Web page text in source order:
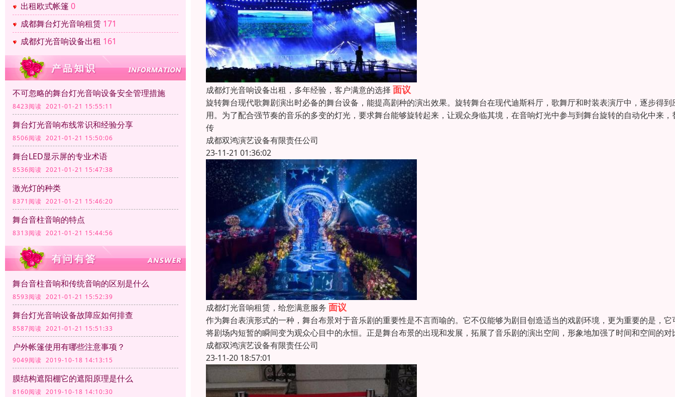
出租欧式帐篷 0
成都舞台灯光音响租赁 171
成都灯光音响设备出租 161
不可忽略的舞台灯光音响设备安全管理措施
8423阅读 2021-01-21 15:55:11
舞台灯光音响布线常识和经验分享
8506阅读 2021-01-21 15:50:06
舞台LED显示屏的专业术语
8536阅读 2021-01-21 15:47:38
激光灯的种类
8371阅读 2021-01-21 15:46:20
舞台音柱音响的特点
8313阅读 2021-01-21 15:44:56
舞台音柱音响和传统音响的区别是什么
8593阅读 2021-01-21 15:52:39
舞台灯光音响设备故障应如何排查
8587阅读 2021-01-21 15:51:33
户外帐篷使用有哪些注意事项？
9049阅读 2019-10-18 14:13:15
膜结构遮阳棚它的遮阳原理是什么
8160阅读 2019-10-18 14:10:30
成都灯光音响设备出租，多年经验，客户满意的选择 面议
旋转舞台现代歌舞剧演出时必备的舞台设备，能提高剧种的演出效果。旋转舞台在现代迪斯科厅，歌舞厅和时装表演厅中，逐步得到
用。为了配合强节奏的音乐的多变的灯光，要求舞台能够旋转起来，让观众身临其境，在音响灯光中参与到舞台旋转的自动化中来，
传
成都双鸿演艺设备有限责任公司
23-11-21 01:36:02
成都灯光音响租赁，给您满意服务 面议
作为舞台表演形式的一种，舞台布景对于音乐剧的重要性是不言而喻的。它不仅能够为剧目创造适当的戏剧环境，更为重要的是，它
将剧场内短暂的瞬间变为观众心目中的永恒。正是舞台布景的出现和发展，拓展了音乐剧的演出空间，形象地加强了时间和空间的对
成都双鸿演艺设备有限责任公司
23-11-20 18:57:01